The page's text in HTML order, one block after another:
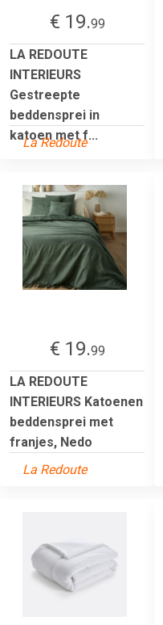
€ 19.99
LA REDOUTE
INTERIEURS
Gestreepte
beddensprei in
katoen met f...
La Redoute
€ 19.99
LA REDOUTE
INTERIEURS Katoenen
beddensprei met
franjes, Nedo
La Redoute